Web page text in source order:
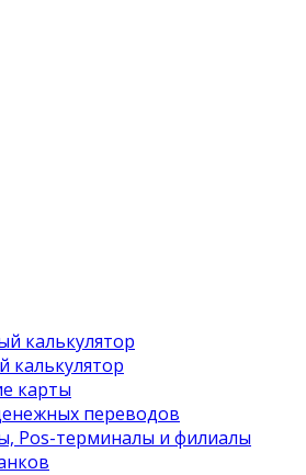
калькулятор
калькулятор
карты
переводов
Pos-терминалы и филиалы